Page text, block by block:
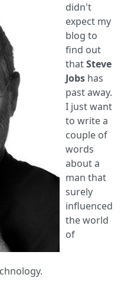
didn't
expect my
blog to
find out
thatSteve
Jobs has
past away.
I just want
to write a
couple of
words
about a
man that
surely
influenced
the world
of